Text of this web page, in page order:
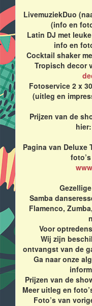
LivemuziekDuo
(info en
Latin DJ met
info en
Cocktail shaker
Tropisch decor
Fotoservice 2 x
(uitleg en
Prijzen van de
hier:
Pagina van Deluxe
Samba
Flamenco,
Voor
Wij zijn
ontvangst van de
Ga naar onze
Prijzen van de
Meer uitleg en
Foto’s van